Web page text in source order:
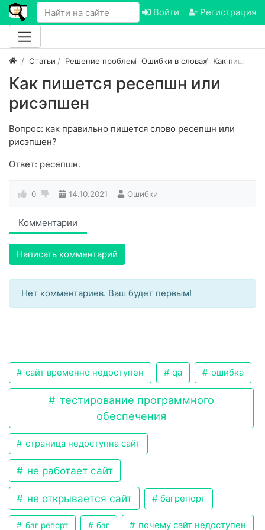
Войти Регистрация
Статьи Решение проблем Ошибки в словах Как пишется
Как пишется ресепшн или
рисэпшен
Вопрос: как правильно пишется слово ресепшн или
рисэпшен?
Ответ: ресепшн.
0 14.10.2021 Ошибки
Комментарии
Написать комментарий
Нет комментариев. Ваш будет первым!
сайт временно недоступен qa ошибка
тестирование программного
обеспечения
страница недоступна сайт
не работает сайт
не открывается сайт багрепорт
баг репорт баг почему сайт недоступен